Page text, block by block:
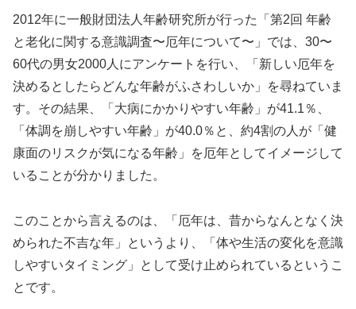
2012年に一般財団法人年齢研究所が行った「第2回 年齢
と老化に関する意識調査〜厄年について〜」では、30〜
60代の男女2000人にアンケートを行い、「新しい厄年を
決めるとしたらどんな年齢がふさわしいか」を尋ねていま
す。その結果、「大病にかかりやすい年齢」が41.1％、
「体調を崩しやすい年齢」が40.0％と、約4割の人が「健
康面のリスクが気になる年齢」を厄年としてイメージして
いることが分かりました。
このことから言えるのは、「厄年は、昔からなんとなく決
められた不吉な年」というより、「体や生活の変化を意識
しやすいタイミング」として受け止められているというこ
とです。